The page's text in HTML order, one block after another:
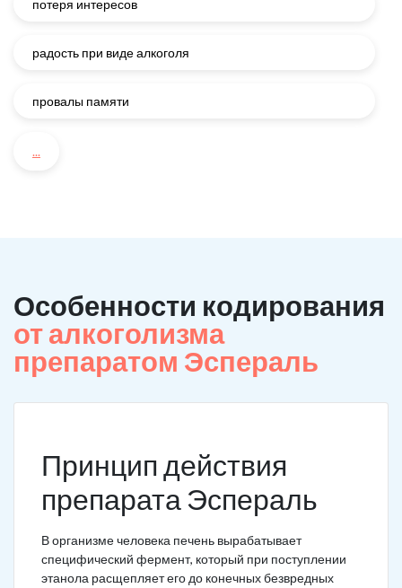
потеря интересов
радость при виде алкоголя
провалы памяти
...
Особенности кодирования
от алкоголизма
препаратом Эспераль
Принцип действия
препарата Эспераль
В организме человека печень вырабатывает
специфический фермент, который при поступлении
этанола расщепляет его до конечных безвредных